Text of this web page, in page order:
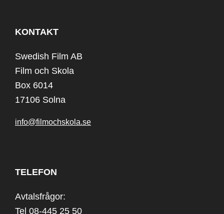
KONTAKT
Swedish Film AB
Film och Skola
Box 6014
17106 Solna
info@filmochskola.se
TELEFON
Avtalsfrågor:
Tel 08-445 25 50